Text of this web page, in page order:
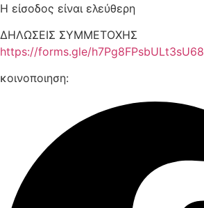
Η είσοδος είναι ελεύθερη
ΔΗΛΩΣΕΙΣ ΣΥΜΜΕΤΟΧΗΣ
https://forms.gle/h7Pg8FPsbULt3sU68
κοινοποιηση: